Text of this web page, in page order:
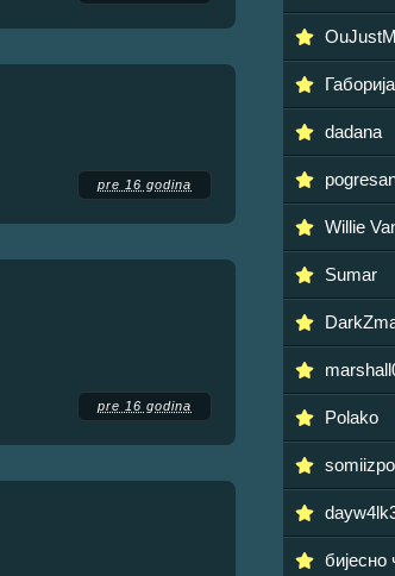
pre 16 godina
pre 16 godina
dadana
Willie
Sumar
Polako